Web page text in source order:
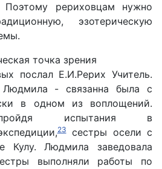
Поэтому рериховцам нужно
эзотерическую
точка зрения
послал Е.И.Рерих Учитель.
- связанна была с
в одном из воплощений.
испытания в
23сестры осели с
Кулу. Людмила заведовала
выполняли работы по